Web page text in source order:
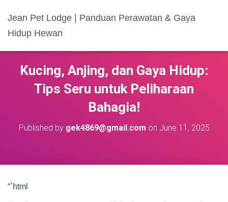
Jean Pet Lodge | Panduan Perawatan & Gaya
Hidup Hewan
Kucing, Anjing, dan Gaya Hidup:
Tips Seru untuk Peliharaan
Bahagia!
Published by gek4869@gmail.com on June 11, 2025
“`html